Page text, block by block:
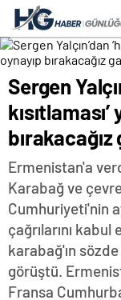
Sergen
bırakacağız
Ermenistan'a
Karabağ ve
Cumhuriyeti'nin
çağrılarını
karabağ'ın
görüştü.
Fransa